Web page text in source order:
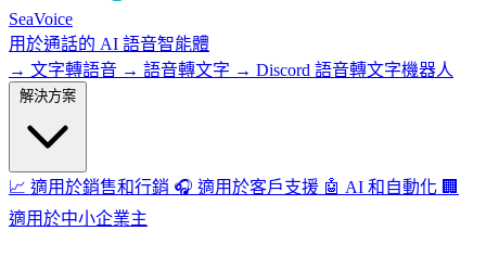
SeaVoice
用於通話的 AI 語音智能體
→ 文字轉語音 → 語音轉文字 → Discord 語音轉文字機器人
📈 適用於銷售和行銷 🎧 適用於客戶支援 🤖 AI 和自動化 🏢
適用於中小企業主